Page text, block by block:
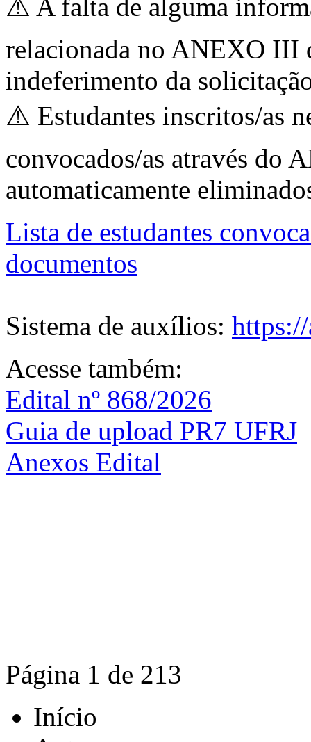
⚠️ A falta de alguma
relacionada no ANEXO III
indeferimento da
⚠️ Estudantes inscritos/as
convocados/as através do
automaticamente
Lista de estudantes
documentos
Sistema de auxílios:
Acesse também:
Edital nº 868/2026
Guia de upload PR7 UFRJ
Anexos Edital
Página 1 de 213
Início